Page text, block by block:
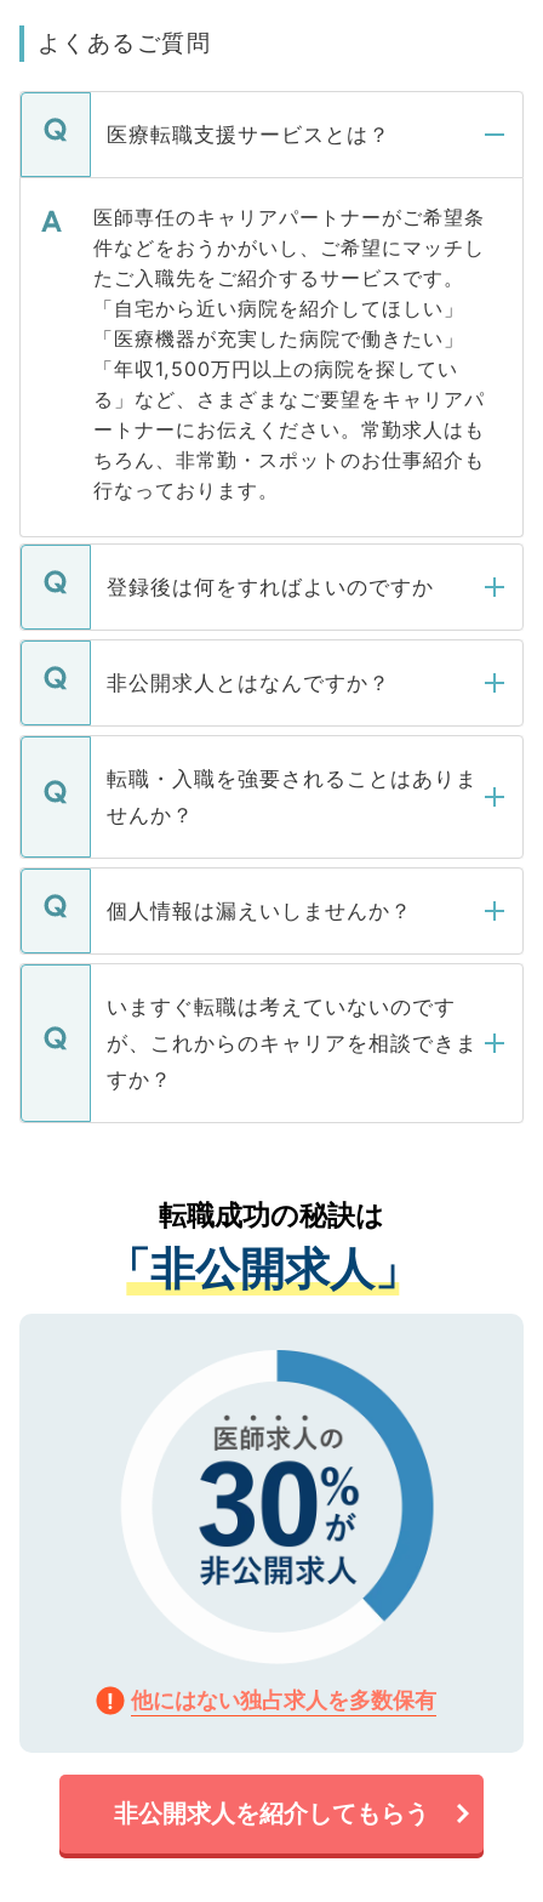
よくあるご質問
医療転職支援サービスとは？
医師専任のキャリアパートナーがご希望条
件などをおうかがいし、ご希望にマッチし
たご入職先をご紹介するサービスです。
「自宅から近い病院を紹介してほしい」
「医療機器が充実した病院で働きたい」
「年収1,500万円以上の病院を探してい
る」など、さまざまなご要望をキャリアパ
ートナーにお伝えください。常勤求人はも
ちろん、非常勤・スポットのお仕事紹介も
行なっております。
登録後は何をすればよいのですか
ご登録いただきましたら、弊社担当者がご
登録内容を確認し、その後メールもしくは
ます。通常、5営業日以内にはご連絡をせて
いただきますので、しばらくお待ちくださ
い。
非公開求人とはなんですか？
マイナビDOCTORで取り扱っている求人の
うち約3割は、Webサイトからご覧いただ
けない「非公開求人」です。非公開求人は
下記の理由によって、一般には公開してい
ません。
■応募殺到を避けるため 人気のある医療機
関を公にしてしまうと、応募が殺到する場
に、医療機関が求める条件に合った人材の
みを人材紹介会社に依頼するケースが増え
ています。
転職・入職を強要されることはありま
せんか？
転職・入職を強要することは一切ありませ
ん。また、仮に応募先から内定をいただい
定を承諾する必要はありません。内定先へ
の辞退の連絡はキャリアパートナーが行い
ますので、ご安心ください。
個人情報は漏えいしませんか？
個人情報が漏えいすることはありませんの
で、ご安心ください。当サイトからの登録
などで収集したご登録者様の個人情報は、
ご本人のキャリアアップおよび転職活動の
支援を目的に使用いたします。お預かりし
ているすべての個人データはご本人の許可
は、個人情報の取り扱いについての厳密な
管理基準を満たした事業者のみに付与され
る、プライバシーマークを取得済みです。
ご登録いただいた個人情報は、SSL（デー
で、機密保持に関してもご安心ください。
いますぐ転職は考えていないのです
が、これからのキャリアを相談できま
すか？
かがいして、現在の医療機関の状況や紹介
経験をまじえながら、適切なアドバイスを
させていただきます。すぐにご転職をされ
ない方には、長期的なサポートが可能です
ので、まずはご登録ください。
転職成功の秘訣は
「非公開求人」
他にはない独占求人を多数保有
非公開求人を紹介してもらう